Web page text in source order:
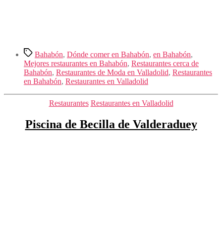
Etiquetas
Bahabón, Dónde comer en Bahabón, en Bahabón,
Mejores restaurantes en Bahabón, Restaurantes cerca de
Bahabón, Restaurantes de Moda en Valladolid, Restaurantes
en Bahabón, Restaurantes en Valladolid
Categorías
Restaurantes Restaurantes en Valladolid
Piscina de Becilla de Valderaduey